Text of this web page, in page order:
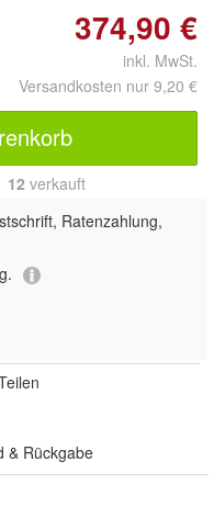
374,90 €
inkl. MwSt.
Versandkosten nur 9,20 €
12 verkauft
Ratenzahlung,
& Rückgabe